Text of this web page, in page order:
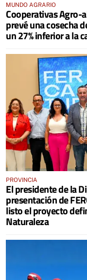
MUNDO AGRARIO
Cooperativas Agro-
prevé una cosecha
un 27% inferior a la
PROVINCIA
El presidente de la
presentación de
listo el proyecto
Naturaleza